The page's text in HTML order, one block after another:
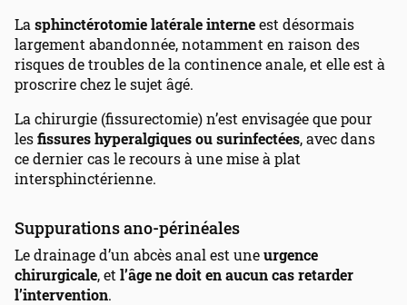
La sphinctérotomie latérale interneest désormais
largement abandonnée, notamment en raison des
risques de troubles de la continence anale, et elle est à
proscrire chez le sujet âgé.
La chirurgie (fissurectomie) n’est envisagée que pour
lesfissures hyperalgiques ou surinfectées, avec dans
ce dernier cas le recours à une mise à plat
intersphinctérienne.
Suppurations ano-périnéales
Le drainage d’un abcès anal est uneurgence
chirurgicale, et l’âge ne doit en aucun cas retarder
l’intervention.